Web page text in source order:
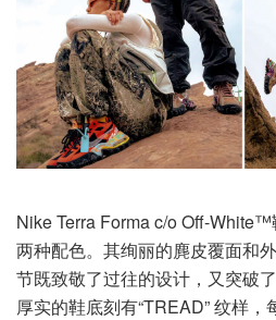
Nike Terra Forma c/o Off-
两种配色。其绚丽的麂皮覆面和
节既致敬了过往的设计，又突破
厚实的鞋底刻有“TREAD” 纹样，